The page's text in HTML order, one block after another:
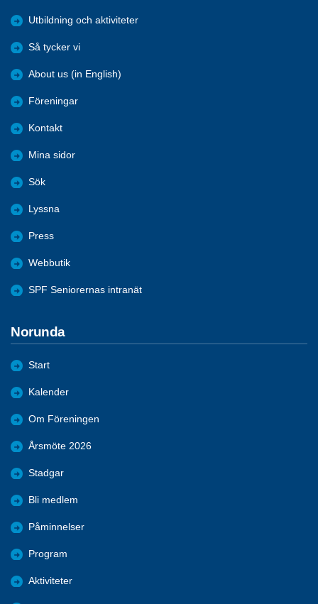
Utbildning och aktiviteter
Så tycker vi
About us (in English)
Föreningar
Kontakt
Mina sidor
Sök
Lyssna
Press
Webbutik
SPF Seniorernas intranät
Norunda
Start
Kalender
Om Föreningen
Årsmöte 2026
Stadgar
Bli medlem
Påminnelser
Program
Aktiviteter